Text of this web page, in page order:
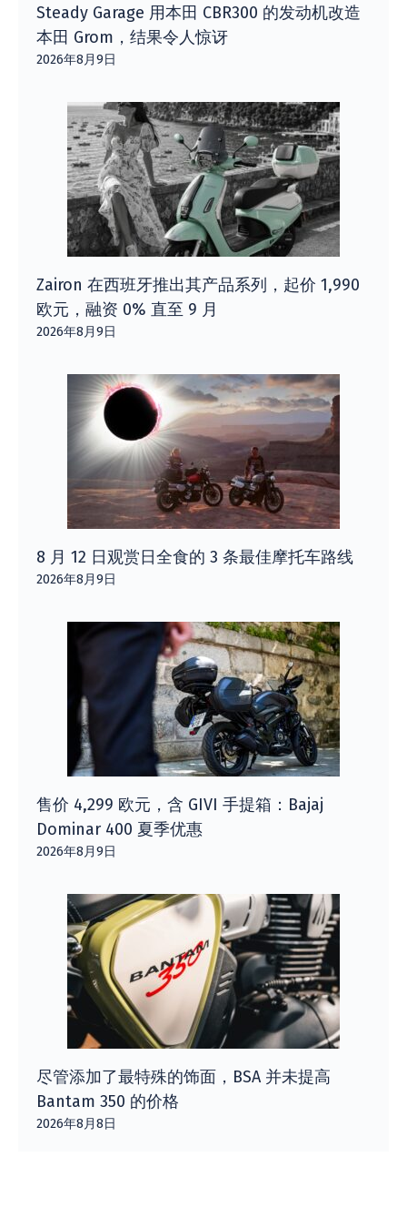
Steady Garage 用本田 CBR300 的发动机改造
本田 Grom，结果令人惊讶
2026年8月9日
Zairon 在西班牙推出其产品系列，起价 1,990
欧元，融资 0% 直至 9 月
2026年8月9日
8 月 12 日观赏日全食的 3 条最佳摩托车路线
2026年8月9日
售价 4,299 欧元，含 GIVI 手提箱：Bajaj
Dominar 400 夏季优惠
2026年8月9日
尽管添加了最特殊的饰面，BSA 并未提高
Bantam 350 的价格
2026年8月8日